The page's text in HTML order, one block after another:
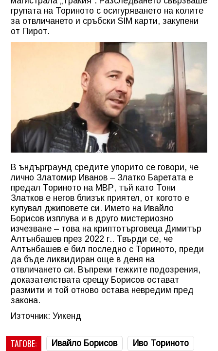
групата на Ториното с осигуряването на колите
за отвличането и сръбски SIM карти, закупени
от Пирот.
В ъндърграунд средите упорито се говори, че
лично Златомир Иванов – Златко Баретата е
предал Ториното на МВР, тъй като Тони
Златков е негов близък приятел, от когото е
купувал джиповете си. Името на Ивайло
Борисов изплува и в друго мистериозно
изчезване – това на криптотърговеца Димитър
Алтънбашев през 2022 г.. Твърди се, че
Алтънбашев е бил последно с Ториното, преди
да бъде ликвидиран още в деня на
отвличането си. Въпреки тежките подозрения,
доказателствата срещу Борисов остават
размити и той отново остава невредим пред
закона.
Източник: Уикенд
ТАГОВЕ: Ивайло Борисов
Иво Ториното